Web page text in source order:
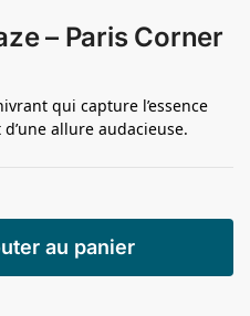
– Paris Corner
qui capture l’essence
allure audacieuse.
au panier